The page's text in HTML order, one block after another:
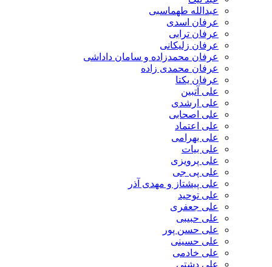
عبدالله طهماسبی‎
عرفان اسدی
عرفان ترابی
عرفان زلیکانی
عرفان محمدزاده و سامان داداشی
عرفان محمدی زاده
عرفان یکتا
علی آتبین
علی ارشدی
علی اصحابی
علی اعتماد
علی بهرامی
علی بیات
علی پرویزی
علی پی جی
علی پیشتاز و مهدی آذر
علی توحید
علی جعفری
علی حبیبی
علی حسن پور
علی حسینی
علی خادمی
علی دشتی